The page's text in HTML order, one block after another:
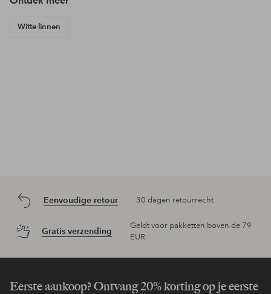
Witte linnen
Eenvoudige retour 30 dagen retourrecht
Gratis verzending
Geldt voor pakketten boven de 79
EUR
Eerste aankoop? Ontvang 20% korting op je eerste